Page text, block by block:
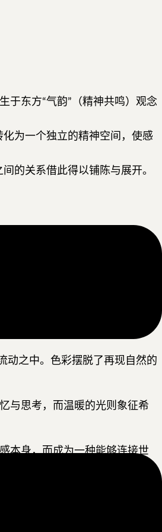
于东方“气韵”（精神共鸣）观念
为一个独立的精神空间，使感
的关系借此得以铺陈与展开。
动之中。色彩摆脱了再现自然的
与思考，而温暖的光则象征希
本身，而成为一种能够连接世